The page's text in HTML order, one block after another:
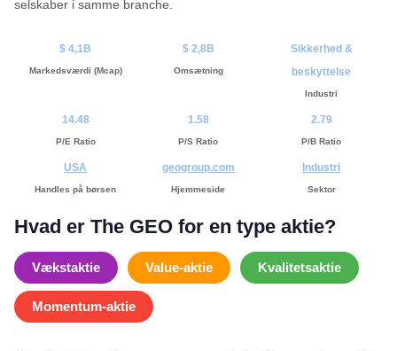
selskaber i samme branche.
$ 4,1B
Markedsværdi (Mcap)
$ 2,8B
Omsætning
Sikkerhed &
beskyttelse
Industri
14.48
P/E Ratio
1.58
P/S Ratio
2.79
P/B Ratio
USA
Handles på børsen
geogroup.com
Hjemmeside
Industri
Sektor
Hvad er The GEO for en type aktie?
Vækstaktie Value-aktie Kvalitetsaktie
Momentum-aktie